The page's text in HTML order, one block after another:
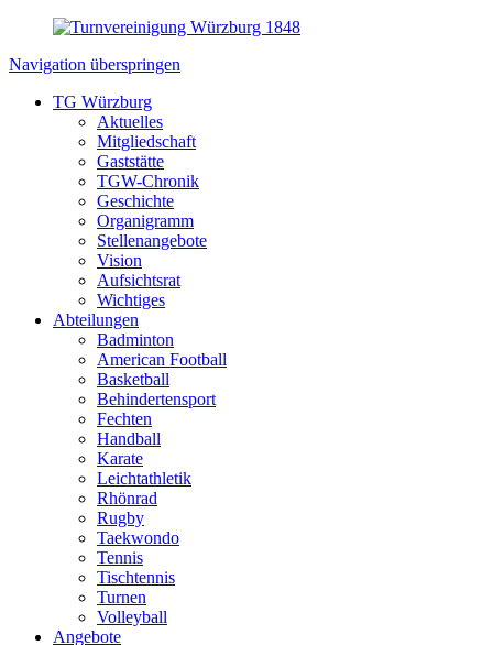
Navigation überspringen
TG Würzburg
Aktuelles
Mitgliedschaft
Gaststätte
TGW-Chronik
Geschichte
Organigramm
Stellenangebote
Vision
Aufsichtsrat
Wichtiges
Abteilungen
Badminton
American Football
Basketball
Behindertensport
Fechten
Handball
Karate
Leichtathletik
Rhönrad
Rugby
Taekwondo
Tennis
Tischtennis
Turnen
Volleyball
Angebote